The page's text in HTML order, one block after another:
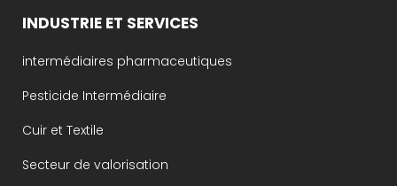
INDUSTRIE ET SERVICES
intermédiaires pharmaceutiques
Pesticide Intermédiaire
Cuir et Textile
Secteur de valorisation